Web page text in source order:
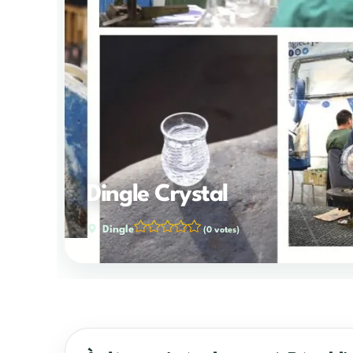
Dingle Crystal
Dingle (0 votes)